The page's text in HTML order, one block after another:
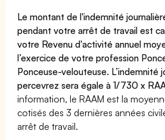
Le montant de l'indemnité
pendant votre arrêt de travail est
votre Revenu d'activité annuel
l’exercice de votre profession
Ponceuse-velouteuse. L’indemnité
percevrez sera égale à 1/730 x
information, le RAAM est la
cotisés des 3 dernières années
arrêt de travail.